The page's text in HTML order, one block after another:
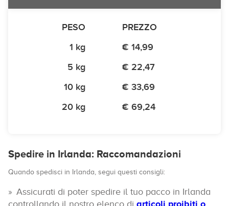
PESO
PREZZO
1 kg
€ 14,99
5 kg
€ 22,47
10 kg
€ 33,69
20 kg
€ 69,24
Spedire in Irlanda: Raccomandazioni
Quando spedisci in Irlanda, segui questi consigli:
Assicurati di poter spedire il tuo pacco in Irlanda
controllando il nostro elenco di articoli proibiti o